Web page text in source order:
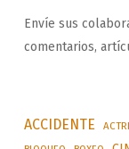
Envíe sus
comentarios,
ACCIDENTE